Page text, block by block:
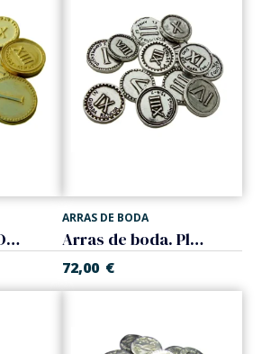
Arras de boda. Dorado
ARRAS DE BODA
Arras de boda. Plateado
72,00 €